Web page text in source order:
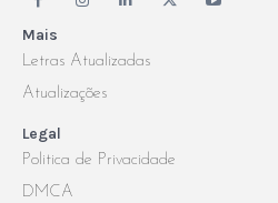
Mais
Letras Atualizadas
Atualizações
Legal
Politica de Privacidade
DMCA